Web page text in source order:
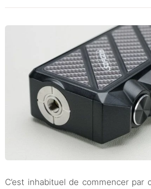
C’est inhabituel de commencer par